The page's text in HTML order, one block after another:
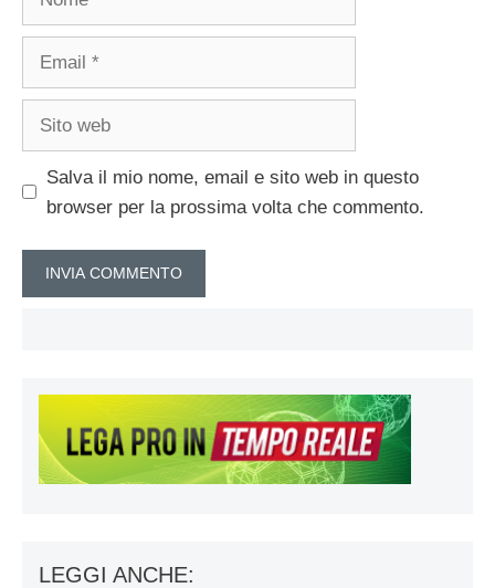
Email
Sito
Salva il mio nome, email e sito web in questo
browser per la prossima volta che commento.
LEGGI ANCHE: